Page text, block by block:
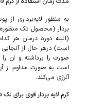
به منظور لایه‌برداری از
بردار (محصول تک
(البته دوره درمان هر
است) درهر حال از آنجایی
صورت را برداشته و آن
است به صورت مداوم از
آلرژی می‌کند.
کرم لایه بردار قوی برای